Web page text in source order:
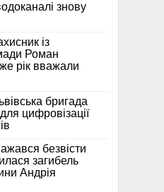
знову
із
Роман
рік вважали
бригада
цифровізації
безвісти
загибель
Андрія